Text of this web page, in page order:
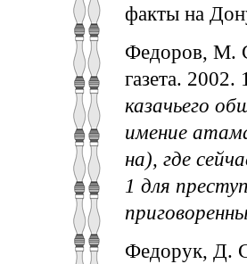
факты на
Федоров, М.
газета.
казачьего
имение
на), где
1 для
Федорук, Д.